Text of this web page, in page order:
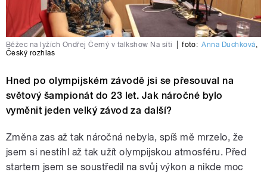
Běžec na lyžích Ondřej Černý v talkshow Na síti foto: Anna Duchková
Český rozhlas
Hned po olympijském závodě jsi se přesouval na
světový šampionát do 23 let. Jak náročné bylo
vyměnit jeden velký závod za další?
Změna zas až tak náročná nebyla, spíš mě mrzelo, že
jsem si nestihl až tak užít olympijskou atmosféru. Před
startem jsem se soustředil na svůj výkon a nikde moc